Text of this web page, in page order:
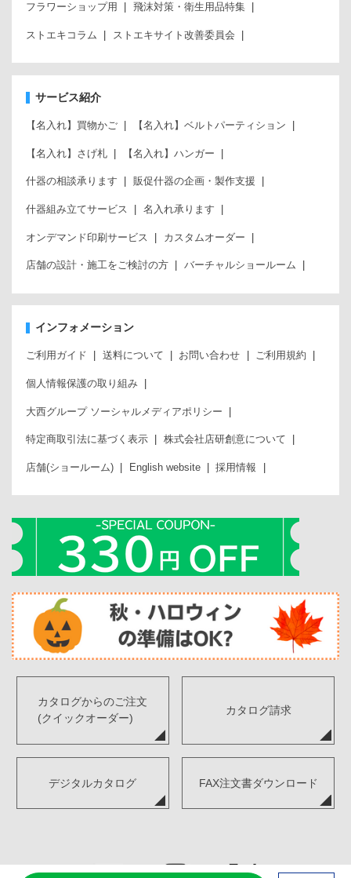
フラワーショップ用 飛沫対策・衛生用品特集
ストエキコラム ストエキサイト改善委員会
サービス紹介
【名入れ】買物かご 【名入れ】ベルトパーティション
【名入れ】さげ札 【名入れ】ハンガー
什器の相談承ります 販促什器の企画・製作支援
什器組み立てサービス 名入れ承ります
オンデマンド印刷サービス カスタムオーダー
店舗の設計・施工をご検討の方 バーチャルショールーム
インフォメーション
ご利用ガイド 送料について お問い合わせ ご利用規約
個人情報保護の取り組み
大西グループ ソーシャルメディアポリシー
特定商取引法に基づく表示 株式会社店研創意について
店舗(ショールーム) English website 採用情報
カタログからのご注文
(クイックオーダー)
カタログ請求
デジタルカタログ FAX注文書ダウンロード